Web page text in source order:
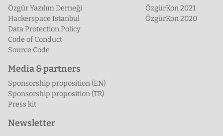
Özgür Yazılım Derneği
Hackerspace Istanbul
Data Protection Policy
Code of Conduct
Source Code
ÖzgürKon 2021
ÖzgürKon 2020
Media & partners
Sponsorship proposition (EN)
Sponsorship proposition (TR)
Press kit
Newsletter